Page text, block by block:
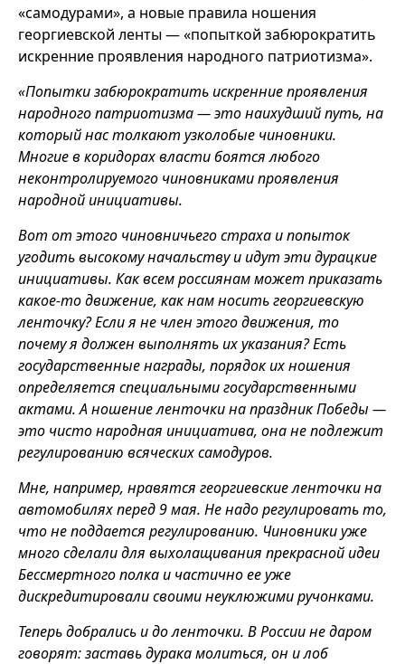
«самодурами», а новые правила ношения
георгиевской ленты — «попыткой забюрократить
искренние проявления народного патриотизма».
«Попытки забюрократить искренние проявления
народного патриотизма — это наихудший путь, на
который нас толкают узколобые чиновники.
Многие в коридорах власти боятся любого
неконтролируемого чиновниками проявления
народной инициативы.
Вот от этого чиновничьего страха и попыток
угодить высокому начальству и идут эти дурацкие
инициативы. Как всем россиянам может приказать
какое-то движение, как нам носить георгиевскую
ленточку? Если я не член этого движения, то
почему я должен выполнять их указания? Есть
государственные награды, порядок их ношения
определяется специальными государственными
актами. А ношение ленточки на праздник Победы —
это чисто народная инициатива, она не подлежит
регулированию всяческих самодуров.
Мне, например, нравятся георгиевские ленточки на
автомобилях перед 9 мая. Не надо регулировать то,
что не поддается регулированию. Чиновники уже
много сделали для выхолащивания прекрасной идеи
Бессмертного полка и частично ее уже
дискредитировали своими неуклюжими ручонками.
Теперь добрались и до ленточки. В России не даром
говорят: заставь дурака молиться, он и лоб